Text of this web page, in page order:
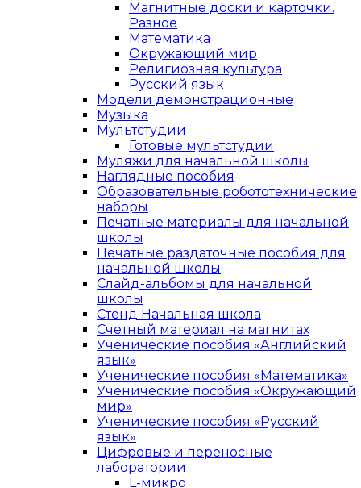
Магнитные доски и карточки.
Разное
Математика
Окружающий мир
Религиозная культура
Русский язык
Модели демонстрационные
Музыка
Мультстудии
Готовые мультстудии
Муляжи для начальной школы
Наглядные пособия
Образовательные робототехнические
наборы
Печатные материалы для начальной
школы
Печатные раздаточные пособия для
начальной школы
Слайд-альбомы для начальной
школы
Стенд Начальная школа
Счетный материал на магнитах
Ученические пособия «Английский
язык»
Ученические пособия «Математика»
Ученические пособия «Окружающий
мир»
Ученические пособия «Русский
язык»
Цифровые и переносные
лаборатории
L-микро